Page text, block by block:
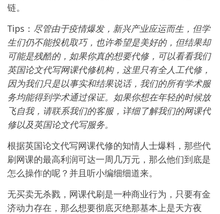
链。
Tips： 尽管由于疫情爆发，新兴产业应运而生，但学
生们仍不能投机取巧，也许希望是美好的，但结果却
可能是残酷的，如果你真的想要代修，可以看看我们
英国论文代写网课代修机构，这里只有全人工代修，
因为我们只是以事实和结果说话，我们的所有学术服
务均能得到学术通过保证。如果你想在年轻的时候放
飞自我，请联系我们的客服，详细了解我们的网课代
修以及英国论文代写服务。
根据英国论文代写网课代修的知情人士爆料，那些代
刷网课的最高利润可达一周几万元，那么他们到底是
怎么操作的呢？并且听小编细细道来。
无买卖无杀戮，网课代刷是一种商业行为，只要有金
济动力存在，那么想要彻底灭绝那基本上是天方夜